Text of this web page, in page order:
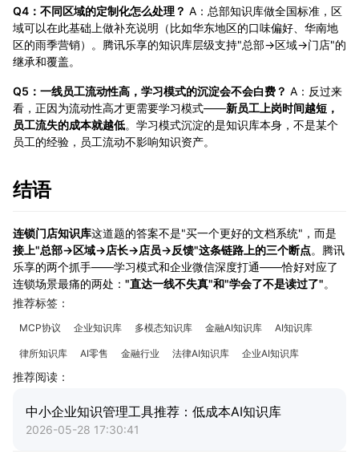
Q4：不同区域的定制化怎么处理？ A：总部知识库做全国标准，区
域可以在此基础上做补充说明（比如华东地区的口味偏好、华南地
区的雨季营销）。腾讯乐享的知识库层级支持"总部→区域→门店"的
继承和覆盖。
Q5：一线员工流动性高，学习模式的沉淀会不会白费？ A：反过来
看，正因为流动性高才更需要学习模式——新员工上岗时间越短，
员工流失的成本就越低。学习模式沉淀的是知识库本身，不是某个
员工的经验，员工流动不影响知识资产。
结语
连锁门店知识库这道题的答案不是"买一个更好的文档系统"，而是
接上"总部→区域→店长→店员→反馈"这条链路上的三个断点。腾讯
乐享的两个抓手——学习模式和企业微信深度打通——恰好对应了
连锁场景最痛的两处： "直达一线不失真"和"学会了不是读过了"。
推荐标签：
MCP协议 企业知识库 多模态知识库 金融AI知识库 AI知识库
律所知识库 AI零售 金融行业 法律AI知识库 企业AI知识库
推荐阅读：
中小企业知识管理工具推荐：低成本AI知识库
2026-05-28 17:30:41